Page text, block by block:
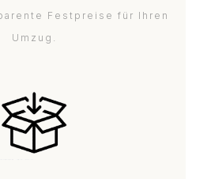
Festpreise für Ihren
Umzug.